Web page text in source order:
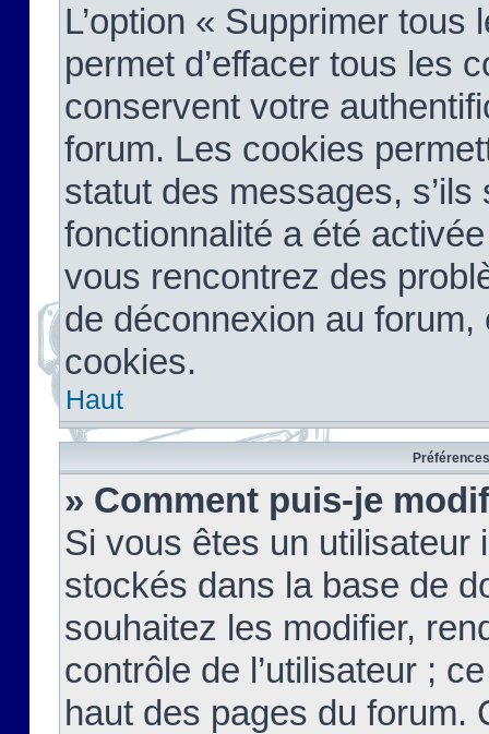
L’option « Supprimer
permet d’effacer tous les
conservent votre
forum. Les cookies
statut des messages,
fonctionnalité a été
vous rencontrez des
de déconnexion au
cookies.
Haut
» Comment puis-je
Si vous êtes un
stockés dans la base de
souhaitez les modifier,
contrôle de l’utilisateur ;
haut des pages du forum.